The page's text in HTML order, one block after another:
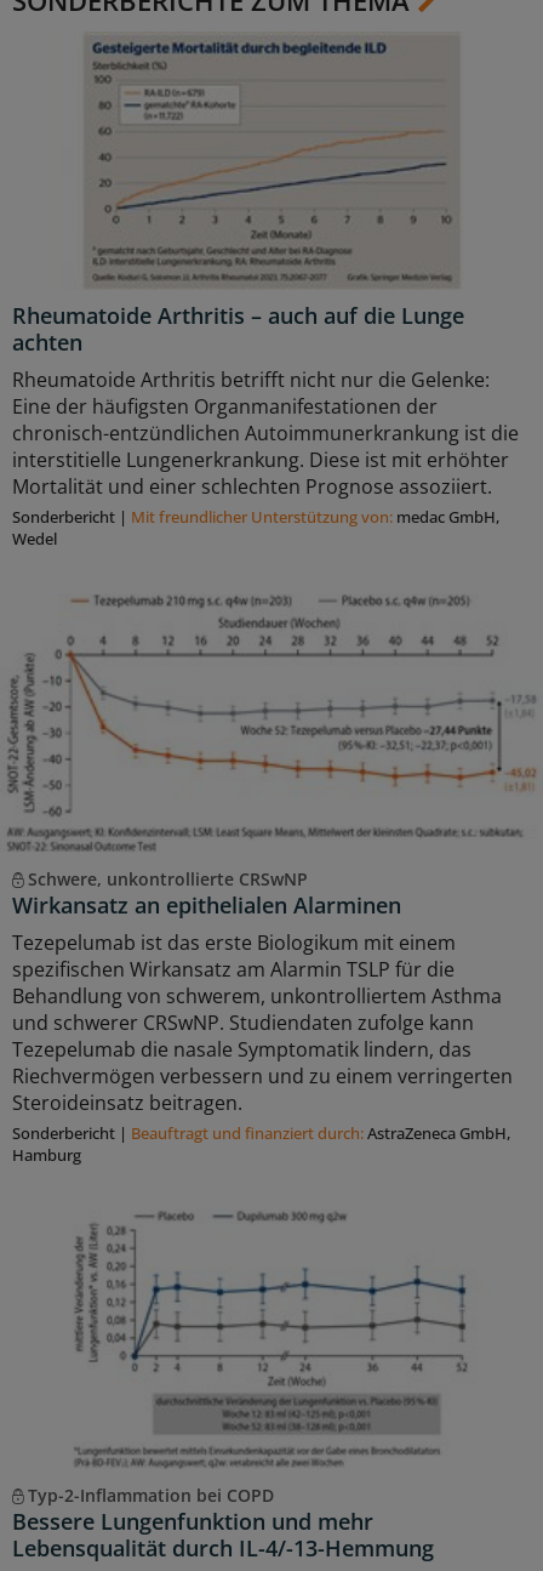
Rheumatoide Arthritis – auch auf die Lunge
achten
Rheumatoide Arthritis betrifft nicht nur die Gelenke:
Eine der häufigsten Organmanifestationen der
chronisch-entzündlichen Autoimmunerkrankung ist die
interstitielle Lungenerkrankung. Diese ist mit erhöhter
Mortalität und einer schlechten Prognose assoziiert.
Sonderbericht | Mit freundlicher Unterstützung von: medac GmbH,
Wedel
Schwere, unkontrollierte CRSwNP
Wirkansatz an epithelialen Alarminen
Tezepelumab ist das erste Biologikum mit einem
spezifischen Wirkansatz am Alarmin TSLP für die
Behandlung von schwerem, unkontrolliertem Asthma
und schwerer CRSwNP. Studiendaten zufolge kann
Tezepelumab die nasale Symptomatik lindern, das
Riechvermögen verbessern und zu einem verringerten
Steroideinsatz beitragen.
Sonderbericht | Beauftragt und ﬁnanziert durch:AstraZeneca GmbH,
Hamburg
Typ-2-Inflammation bei COPD
Bessere Lungenfunktion und mehr
Lebensqualität durch IL-4/-13-Hemmung